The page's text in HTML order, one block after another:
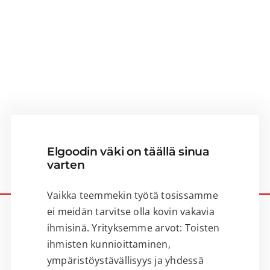
Elgoodin väki on täällä sinua
varten
Vaikka teemmekin työtä tosissamme
ei meidän tarvitse olla kovin vakavia
ihmisinä. Yrityksemme arvot: Toisten
ihmisten kunnioittaminen,
ympäristöystävällisyys ja yhdessä